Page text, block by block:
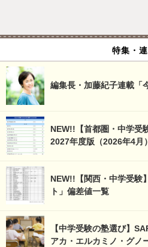
特集・
編集長・加藤紀子連載「
NEW!!【首都圏・中学受
2027年度版（2026年4月）
NEW!!【関西・中学受験
ト」偏差値一覧
【中学受験の塾選び】
アカ・エルカミノ・グノ